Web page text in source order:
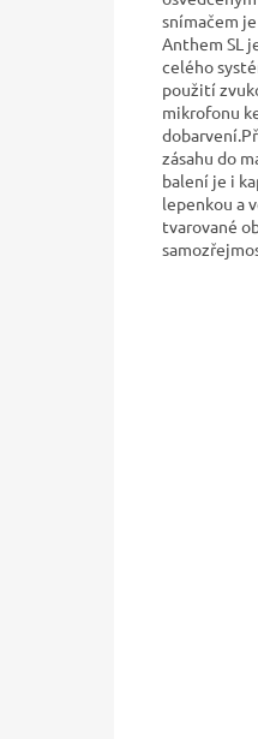
snímačem
Anthem SL
celého
použití
mikrofonu
zásahu do
balení je i
lepenkou a
tvarované